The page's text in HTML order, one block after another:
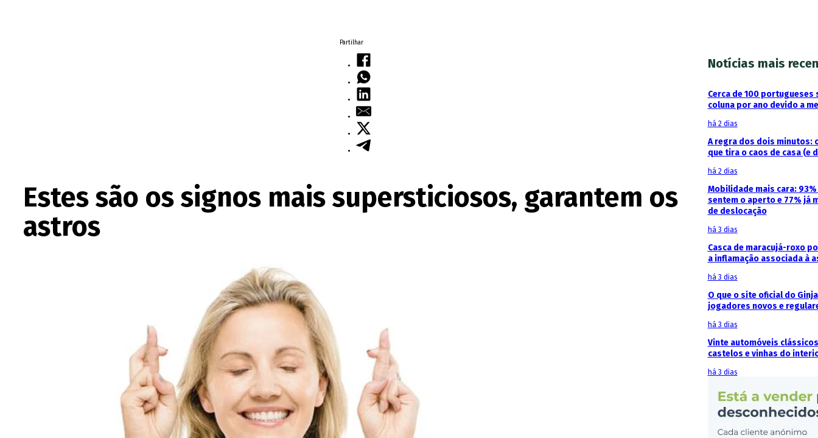
Partilhar
Estes são os signos mais supersticiosos, garantem os
astros
Notícias mais
Cerca de 100 portugueses
coluna por ano devido a
há 2 dias
A regra dos dois minutos:
que tira o caos de casa (e
há 2 dias
Mobilidade mais cara:
sentem o aperto e 77% já
de deslocação
há 3 dias
Casca de maracujá-roxo
a inflamação associada à
há 3 dias
O que o site oficial do
jogadores novos e
há 3 dias
Vinte automóveis
castelos e vinhas do
há 3 dias